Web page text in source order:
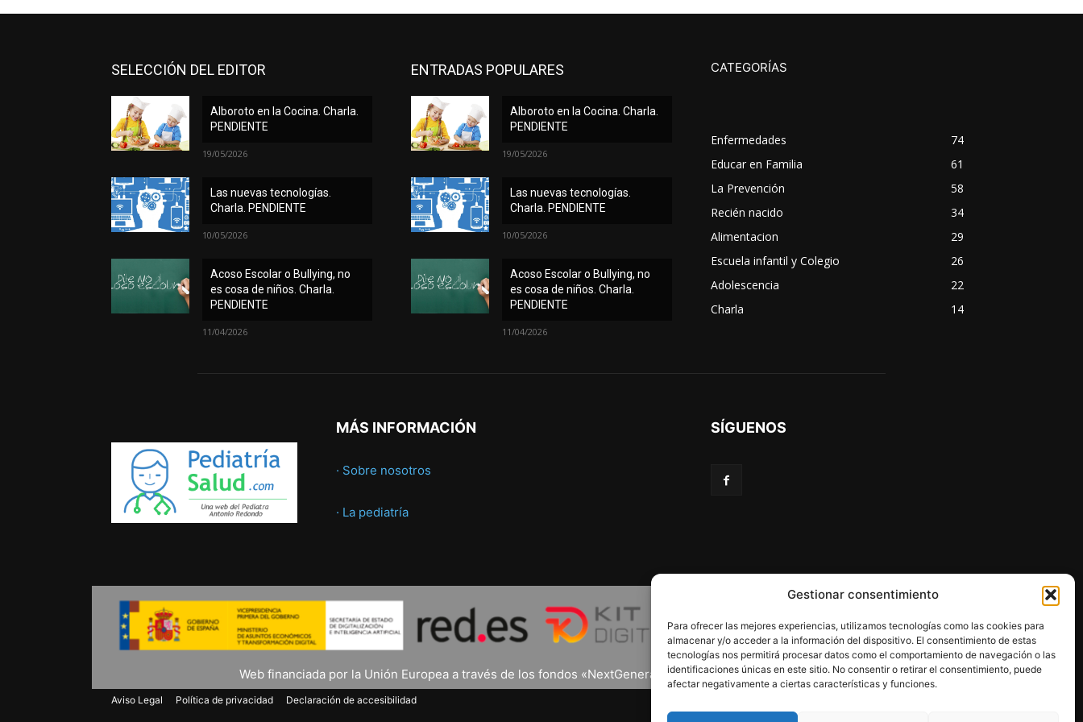
Gestionar consentimiento
Para ofrecer las mejores experiencias, utilizamos tecnologías como las cookies para
almacenar y/o acceder a la información del dispositivo. El consentimiento de estas
tecnologías nos permitirá procesar datos como el comportamiento de navegación o las
identificaciones únicas en este sitio. No consentir o retirar el consentimiento, puede
afectar negativamente a ciertas características y funciones.
SELECCIÓN DEL EDITOR
Alboroto en la Cocina. Charla.
PENDIENTE
19/05/2026
Las nuevas tecnologías.
Charla. PENDIENTE
10/05/2026
Acoso Escolar o Bullying, no
es cosa de niños. Charla.
PENDIENTE
11/04/2026
ENTRADAS POPULARES
Alboroto en la Cocina. Charla.
PENDIENTE
19/05/2026
Las nuevas tecnologías.
Charla. PENDIENTE
10/05/2026
Acoso Escolar o Bullying, no
es cosa de niños. Charla.
PENDIENTE
11/04/2026
CATEGORÍAS
Enfermedades
74
Educar en Familia
61
La Prevención
58
Recién nacido
34
Alimentacion
29
Escuela infantil y Colegio
26
Adolescencia
22
Charla
14
MÁS INFORMACIÓN
· Sobre nosotros
· La pediatría
SÍGUENOS
Web financiada por la Unión Europea a través de los fondos «NextGenerationEU» y el programa Kit Digital.
Aviso Legal Política de privacidad Declaración de accesibilidad